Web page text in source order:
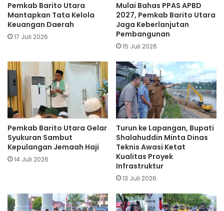
Pemkab Barito Utara
Mantapkan Tata Kelola
Keuangan Daerah
17 Juli 2026
Mulai Bahas PPAS APBD
2027, Pemkab Barito Utara
Jaga Keberlanjutan
Pembangunan
15 Juli 2026
Pemkab Barito Utara Gelar
Syukuran Sambut
Kepulangan Jemaah Haji
14 Juli 2026
Turun ke Lapangan, Bupati
Shalahuddin Minta Dinas
Teknis Awasi Ketat
Kualitas Proyek
Infrastruktur
13 Juli 2026